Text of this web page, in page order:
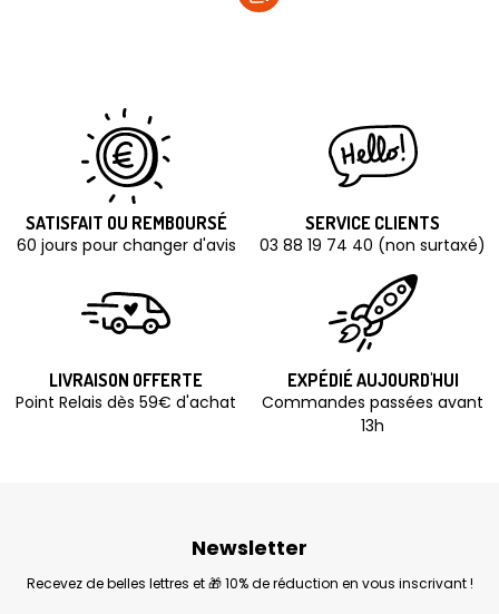
SATISFAIT OU REMBOURSÉ
60 jours pour changer d'avis
SERVICE CLIENTS
03 88 19 74 40 (non surtaxé)
LIVRAISON OFFERTE
Point Relais dès 59€ d'achat
EXPÉDIÉ AUJOURD'HUI
Commandes passées avant
13h
Newsletter
Recevez de belles lettres et 🎁 10% de réduction en vous inscrivant !